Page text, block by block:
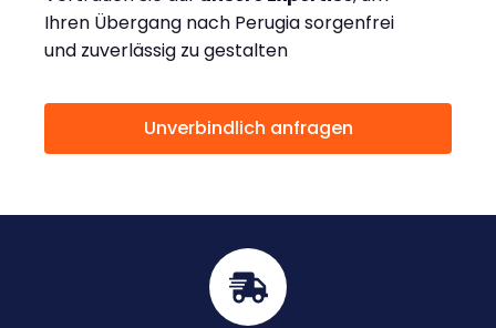
Ihren Übergang nach Perugia sorgenfrei
und zuverlässig zu gestalten
Unverbindlich anfragen